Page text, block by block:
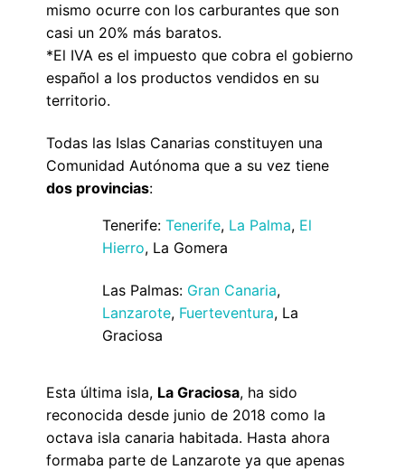
mismo ocurre con los carburantes que son
casi un 20% más baratos.
*El IVA es el impuesto que cobra el gobierno
español a los productos vendidos en su
territorio.
Todas las Islas Canarias constituyen una
Comunidad Autónoma que a su vez tiene
dos provincias:
Tenerife: Tenerife, La Palma, El
Hierro, La Gomera
Las Palmas: Gran Canaria,
Lanzarote, Fuerteventura, La
Graciosa
Esta última isla, La Graciosa, ha sido
reconocida desde junio de 2018 como la
octava isla canaria habitada. Hasta ahora
formaba parte de Lanzarote ya que apenas